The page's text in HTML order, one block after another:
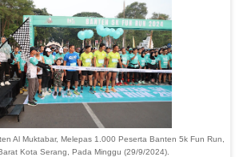
Al Muktabar, Melepas 1.000 Peserta Banten 5k Fun Run,
Kota Serang, Pada Minggu (29/9/2024).